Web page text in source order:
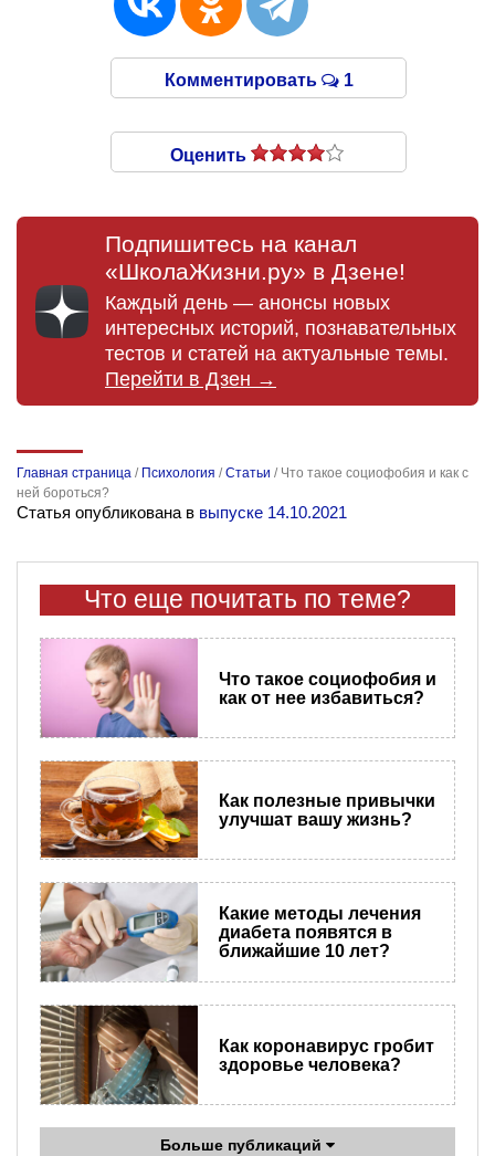
Комментировать 1
Оценить
Подпишитесь на канал
«ШколаЖизни.ру» в Дзене!
Каждый день — анонсы новых
интересных историй, познавательных
тестов и статей на актуальные темы.
Перейти в Дзен →
Главная страница / Психология /Статьи / Что такое социофобия и как с
ней бороться?
Статья опубликована в выпуске 14.10.2021
Что еще почитать по теме?
Что такое социофобия и
как от нее избавиться?
Как полезные привычки
улучшат вашу жизнь?
Какие методы лечения
диабета появятся в
ближайшие 10 лет?
Как коронавирус гробит
здоровье человека?
Больше публикаций